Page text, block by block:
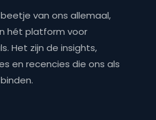
van ons allemaal,
hét platform voor
Het zijn de insights,
en recencies die ons als